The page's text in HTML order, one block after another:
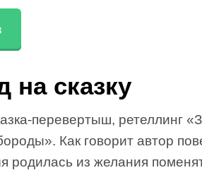
на сказку
перевертыш, ретеллинг
Как говорит автор
родилась из желания